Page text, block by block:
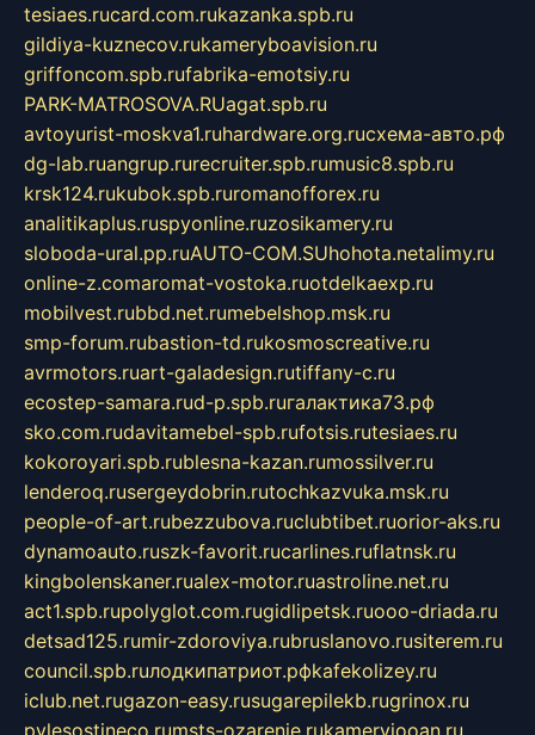
tesiaes.rucard.com.rukazanka.spb.ru
gildiya-kuznecov.rukameryboavision.ru
griffoncom.spb.rufabrika-emotsiy.ru
PARK-MATROSOVA.RUagat.spb.ru
avtoyurist-moskva1.ruhardware.org.ruсхема-авто.рф
dg-lab.ruangrup.rurecruiter.spb.rumusic8.spb.ru
krsk124.rukubok.spb.ruromanofforex.ru
analitikaplus.ruspyonline.ruzosikamery.ru
sloboda-ural.pp.ruAUTO-COM.SUhohota.netalimy.ru
online-z.comaromat-vostoka.ruotdelkaexp.ru
mobilvest.rubbd.net.rumebelshop.msk.ru
smp-forum.rubastion-td.rukosmoscreative.ru
avrmotors.ruart-galadesign.rutiffany-c.ru
ecostep-samara.rud-p.spb.ruгалактика73.рф
sko.com.rudavitamebel-spb.rufotsis.rutesiaes.ru
kokoroyari.spb.rublesna-kazan.rumossilver.ru
lenderoq.rusergeydobrin.rutochkazvuka.msk.ru
people-of-art.rubezzubova.ruclubtibet.ruorior-aks.ru
dynamoauto.ruszk-favorit.rucarlines.ruflatnsk.ru
kingbolenskaner.rualex-motor.ruastroline.net.ru
act1.spb.rupolyglot.com.rugidlipetsk.ruooo-driada.ru
detsad125.rumir-zdoroviya.rubruslanovo.rusiterem.ru
council.spb.ruлодкипатриот.рфkafekolizey.ru
iclub.net.rugazon-easy.rusugarepilekb.rugrinox.ru
pylesostineco.rumsts-ozarenie.rukameryjooan.ru